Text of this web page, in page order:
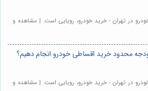
در تهران - خرید خودرو، رویایی است. | مشاهده و
محدود خرید اقساطی خودرو انجام دهیم؟
در تهران - خرید خودرو، رویایی است. | مشاهده و